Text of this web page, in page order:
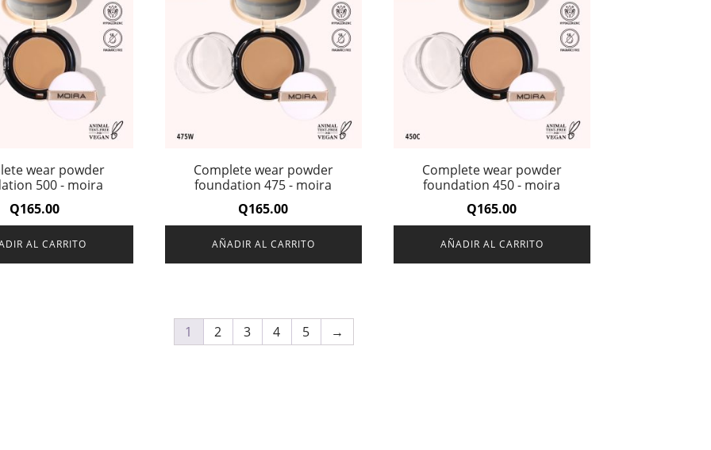
wear powder
500 - moira
Q165.00
AL CARRITO
Complete wear powder
foundation 475 - moira
Q165.00
AÑADIR AL CARRITO
Complete wear powder
foundation 450 - moira
Q165.00
AÑADIR AL CARRITO
1 2 3 4 5 →